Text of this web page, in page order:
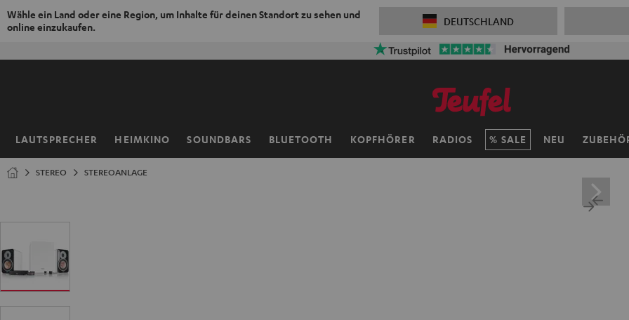
Wähle ein Land oder eine Region, um Inhalte für deinen Standort zu sehen und
online einzukaufen.
DEUTSCHLAND
LAUTSPRECHER HEIMKINO SOUNDBARS BLUETOOTH KOPFHÖRER RADIOS SALE NEU
Startseite
STEREO STEREOANLAGE